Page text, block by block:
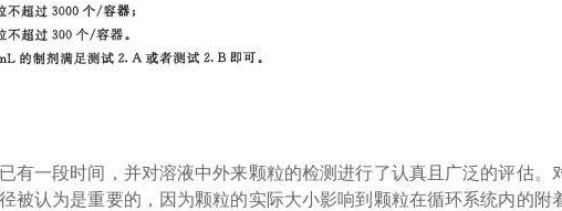
有一段时间，并对溶液中外来颗粒的检测进行了认真且广泛的评估。
被认为是重要的，因为颗粒的实际大小影响到颗粒在循环系统内的附